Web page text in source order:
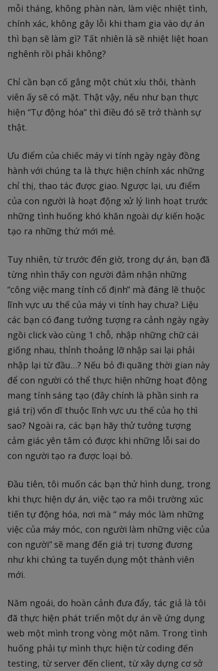
mỗi tháng, không phàn nàn, làm việc nhiệt tình,
chính xác, không gây lỗi khi tham gia vào dự án
thì bạn sẽ làm gì? Tất nhiên là sẽ nhiệt liệt hoan
nghênh rồi phải không?
Chỉ cần bạn cố gắng một chút xíu thôi, thành
viên ấy sẽ có mặt. Thật vậy, nếu như bạn thực
hiện “Tự động hóa” thì điều đó sẽ trở thành sự
thật.
Ưu điểm của chiếc máy vi tính ngày ngày đồng
hành với chúng ta là thực hiện chính xác những
chỉ thị, thao tác được giao. Ngược lại, ưu điểm
của con người là hoạt động xử lý linh hoạt trước
những tình huống khó khăn ngoài dự kiến hoặc
tạo ra những thứ mới mẻ.
Tuy nhiên, từ trước đến giờ, trong dự án, bạn đã
từng nhìn thấy con người đảm nhận những
“công việc mang tính cố định” mà đáng lẽ thuộc
lĩnh vực ưu thế của máy vi tính hay chưa? Liệu
các bạn có đang tưởng tượng ra cảnh ngày ngày
ngồi click vào cùng 1 chỗ, nhập những chữ cái
giống nhau, thỉnh thoảng lỡ nhập sai lại phải
nhập lại từ đầu…? Nếu bỏ đi quãng thời gian này
để con người có thể thực hiện những hoạt động
mang tính sáng tạo (đây chính là phần sinh ra
giá trị) vốn dĩ thuộc lĩnh vực ưu thế của họ thì
sao? Ngoài ra, các bạn hãy thử tưởng tượng
cảm giác yên tâm có được khi những lỗi sai do
con người tạo ra được loại bỏ.
Đầu tiên, tôi muốn các bạn thử hình dung, trong
khi thực hiện dự án, việc tạo ra môi trường xúc
tiến tự động hóa, nơi mà “ máy móc làm những
việc của máy móc, con người làm những việc của
con người” sẽ mang đến giá trị tương đương
như khi chúng ta tuyển dụng một thành viên
mới.
Năm ngoái, do hoàn cảnh đưa đẩy, tác giả là tôi
đã thực hiện phát triển một dự án về ứng dụng
web một mình trong vòng một năm. Trong tình
huống phải tự mình thực hiện từ coding đến
testing, từ server đến client, từ xây dựng cơ sở